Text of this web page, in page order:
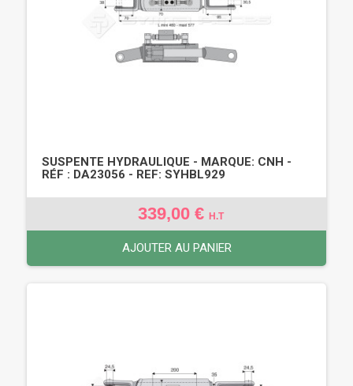
SUSPENTE HYDRAULIQUE - MARQUE: CNH -
RÉF : DA23056 - REF: SYHBL929
339,00 € H.T
AJOUTER AU PANIER